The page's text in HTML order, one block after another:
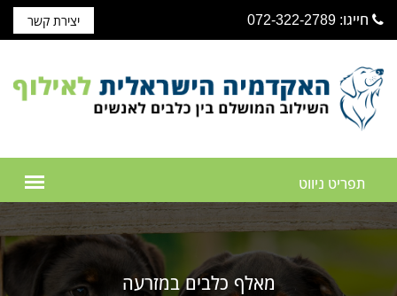
חייגו: 072-322-2789 יצירת קשר
מאלף כלבים במזרעה